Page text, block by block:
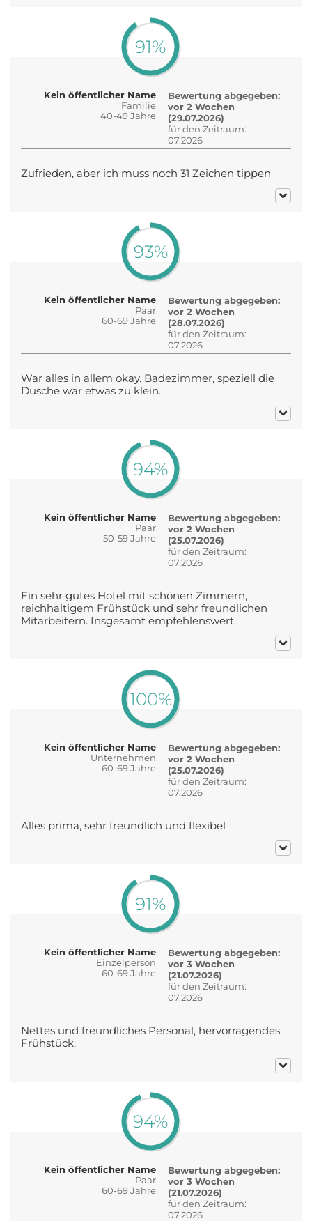
91%
Kein öffentlicher Name
Familie
40-49 Jahre
Bewertung abgegeben:
vor 2 Wochen
(29.07.2026)
für den Zeitraum:
07.2026
Zufrieden, aber ich muss noch 31 Zeichen tippen
93%
Kein öffentlicher Name
Paar
60-69 Jahre
Bewertung abgegeben:
vor 2 Wochen
(28.07.2026)
für den Zeitraum:
07.2026
War alles in allem okay. Badezimmer, speziell die
Dusche war etwas zu klein.
94%
Kein öffentlicher Name
Paar
50-59 Jahre
Bewertung abgegeben:
vor 2 Wochen
(25.07.2026)
für den Zeitraum:
07.2026
Ein sehr gutes Hotel mit schönen Zimmern,
reichhaltigem Frühstück und sehr freundlichen
Mitarbeitern. Insgesamt empfehlenswert.
100%
Kein öffentlicher Name
Unternehmen
60-69 Jahre
Bewertung abgegeben:
vor 2 Wochen
(25.07.2026)
für den Zeitraum:
07.2026
Alles prima, sehr freundlich und flexibel
91%
Kein öffentlicher Name
Einzelperson
60-69 Jahre
Bewertung abgegeben:
vor 3 Wochen
(21.07.2026)
für den Zeitraum:
07.2026
Nettes und freundliches Personal, hervorragendes
Frühstück,
94%
Kein öffentlicher Name
Paar
60-69 Jahre
Bewertung abgegeben:
vor 3 Wochen
(21.07.2026)
für den Zeitraum:
07.2026